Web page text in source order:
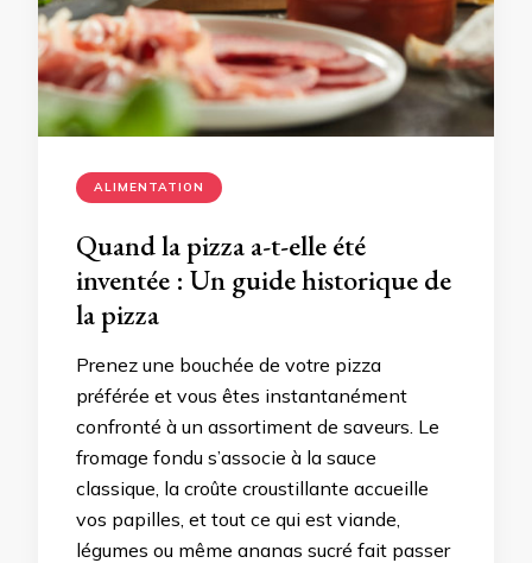
ALIMENTATION
Quand la pizza a-t-elle été
inventée : Un guide historique de
la pizza
Prenez une bouchée de votre pizza
préférée et vous êtes instantanément
confronté à un assortiment de saveurs. Le
fromage fondu s’associe à la sauce
classique, la croûte croustillante accueille
vos papilles, et tout ce qui est viande,
légumes ou même ananas sucré fait passer